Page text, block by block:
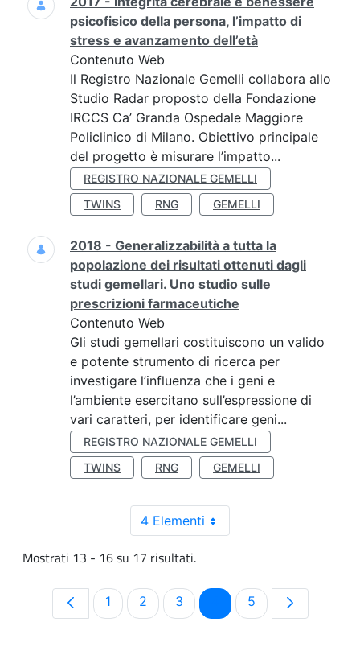
psicofisico della persona, l’impatto di
stress e avanzamento dell’età
Contenuto Web
Il Registro Nazionale Gemelli collabora allo
Studio Radar proposto della Fondazione
IRCCS Ca’ Granda Ospedale Maggiore
Policlinico di Milano. Obiettivo principale
del progetto è misurare l’impatto...
REGISTRO NAZIONALE GEMELLI
TWINS
RNG GEMELLI
2018 - Generalizzabilità a tutta la
popolazione dei risultati ottenuti dagli
studi gemellari. Uno studio sulle
prescrizioni farmaceutiche
Contenuto Web
Gli studi gemellari costituiscono un valido
e potente strumento di ricerca per
investigare l’influenza che i geni e
l’ambiente esercitano sull’espressione di
vari caratteri, per identificare geni...
REGISTRO NAZIONALE GEMELLI
TWINS
RNG GEMELLI
4 Elementi
Mostrati 13 - 16 su 17 risultati.
Pagina
1 Pagina
2 Pagina
3 PaginaPagina
5